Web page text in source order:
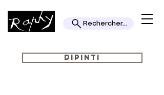
Rechercher...
DIPINTI